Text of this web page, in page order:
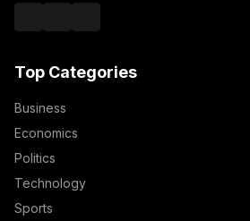
Top Categories
Business
Economics
Politics
Technology
Sports